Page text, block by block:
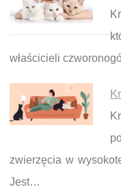
właścicieli
zwierzęcia w
Jest…